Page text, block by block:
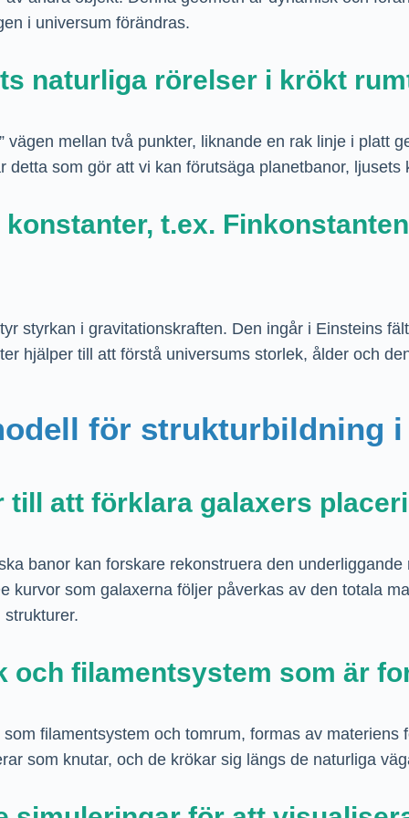
i universum förändras.
naturliga rörelser i krökt
vägen mellan två punkter, liknande en rak linje i platt
som gör att vi kan förutsäga planetbanor,
t.ex.
styrkan i gravitationskraften. Den ingår i Einsteins
hjälper till att förstå universums storlek, ålder och
för strukturbildning
att förklara galaxers
banor kan forskare rekonstruera den
kurvor som galaxerna följer påverkas av den totala
och filamentsystem som är
filamentsystem och tomrum, formas av
som knutar, och de krökar sig längs de naturliga